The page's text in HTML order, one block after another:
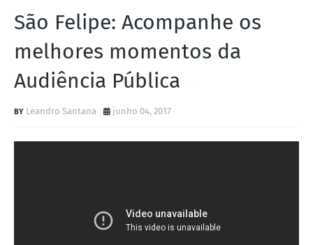
São Felipe: Acompanhe os
melhores momentos da
Audiência Pública
Leandro Santana junho 04, 2017